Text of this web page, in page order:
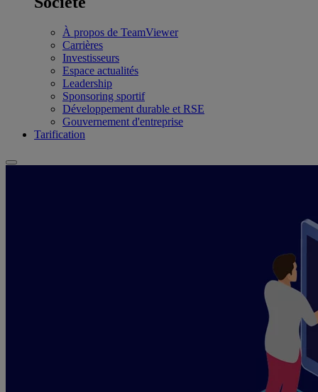
À propos de TeamViewer
Carrières
Investisseurs
Espace actualités
Leadership
Sponsoring sportif
Développement durable et RSE
Gouvernement d'entreprise
Tarification